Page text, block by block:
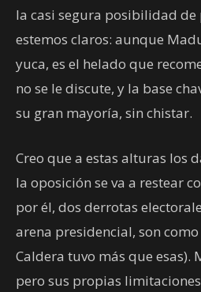
la casi segura posibilidad de
estemos claros: aunque
yuca, es el helado que
no se le discute, y la base
su gran mayoría, sin chistar.
Creo que a estas alturas los
la oposición se va a restear
por él, dos derrotas
arena presidencial, son
Caldera tuvo más que esas).
pero sus propias